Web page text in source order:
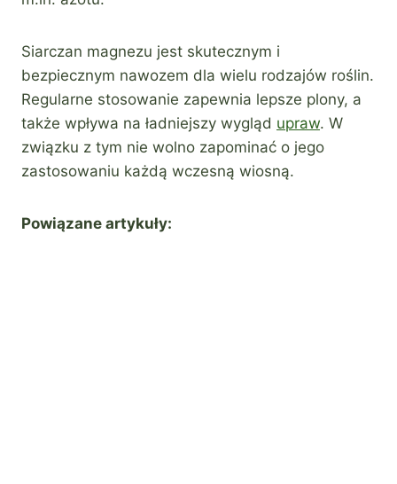
Siarczan magnezu jest skutecznym i
bezpiecznym nawozem dla wielu rodzajów roślin.
Regularne stosowanie zapewnia lepsze plony, a
także wpływa na ładniejszy wygląd upraw. W
związku z tym nie wolno zapominać o jego
zastosowaniu każdą wczesną wiosną.
Powiązane artykuły: